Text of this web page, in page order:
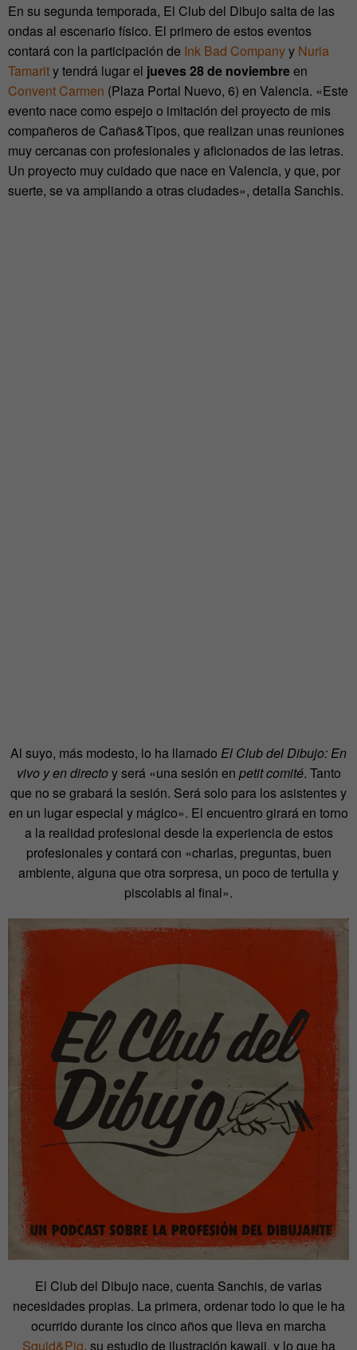
En su segunda temporada, El Club del Dibujo salta de las
ondas al escenario físico. El primero de estos eventos
contará con la participación de Ink Bad Companyy Nuria
Tamarity tendrá lugar el jueves 28 de noviembreen
Convent Carmen (Plaza Portal Nuevo, 6) en Valencia. «Este
evento nace como espejo o imitación del proyecto de mis
compañeros de Cañas&Tipos, que realizan unas reuniones
muy cercanas con profesionales y aficionados de las letras.
Un proyecto muy cuidado que nace en Valencia, y que, por
suerte, se va ampliando a otras ciudades», detalla Sanchis.
Al suyo, más modesto, lo ha llamado El Club del Dibujo: En
vivo y en directoy será «una sesión en petit comité. Tanto
que no se grabará la sesión. Será solo para los asistentes y
en un lugar especial y mágico». El encuentro girará en torno
a la realidad profesional desde la experiencia de estos
profesionales y contará con «charlas, preguntas, buen
ambiente, alguna que otra sorpresa, un poco de tertulia y
piscolabis al final».
El Club del Dibujo nace, cuenta Sanchis, de varias
necesidades propias. La primera, ordenar todo lo que le ha
ocurrido durante los cinco años que lleva en marcha
Squid&Pig, su estudio de ilustración kawaii, y lo que ha